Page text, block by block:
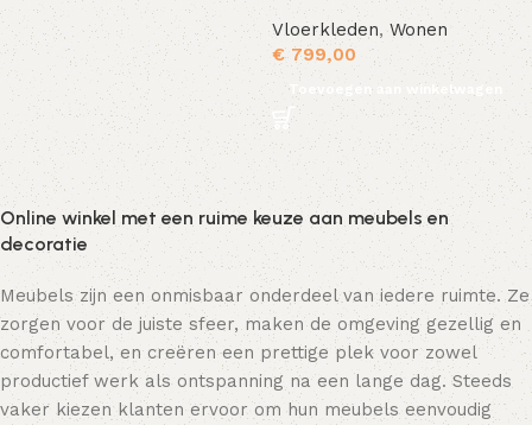
Vloerkleden,Wonen
€799,00
Toevoegen aan winkelwagen
Online winkel met een ruime keuze aan meubels en
decoratie
Meubels zijn een onmisbaar onderdeel van iedere ruimte. Ze
zorgen voor de juiste sfeer, maken de omgeving gezellig en
comfortabel, en creëren een prettige plek voor zowel
productief werk als ontspanning na een lange dag. Steeds
vaker kiezen klanten ervoor om hun meubels eenvoudig